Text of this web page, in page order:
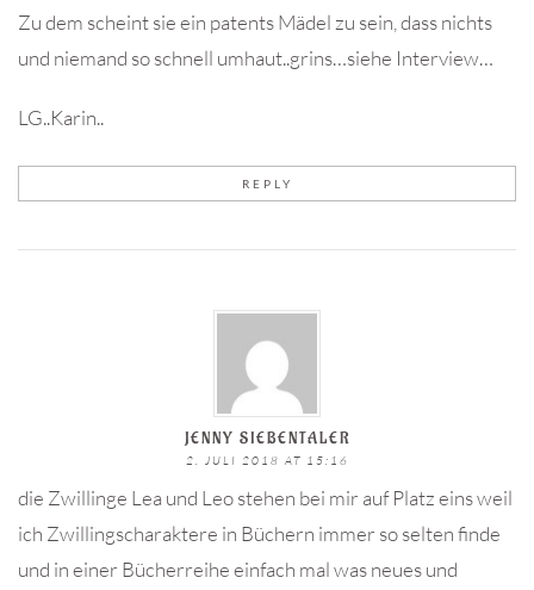
Zu dem scheint sie ein patents Mädel zu sein, dass nichts
und niemand so schnell umhaut..grins…siehe Interview…
LG..Karin..
REPLY
JENNY SIEBENTALER
2. JULI 2018 AT 15:16
die Zwillinge Lea und Leo stehen bei mir auf Platz eins weil
ich Zwillingscharaktere in Büchern immer so selten finde
und in einer Bücherreihe einfach mal was neues und